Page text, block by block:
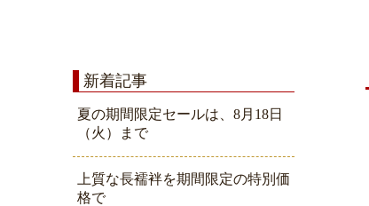
新着記事
夏の期間限定セールは、8月18日
（火）まで
上質な長襦袢を期間限定の特別価
格で